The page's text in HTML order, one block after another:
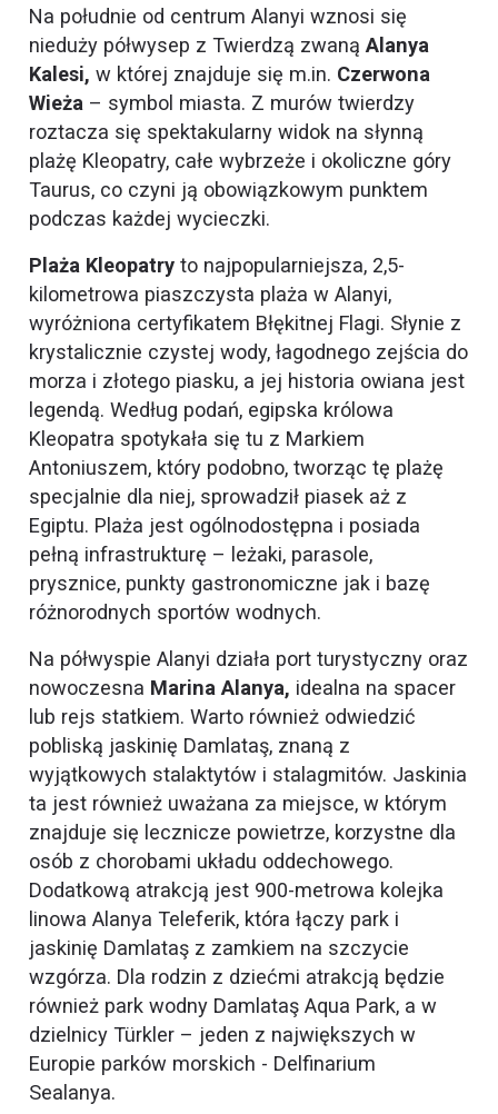
Na południe od centrum Alanyi wznosi się
nieduży półwysep z Twierdzą zwaną Alanya
Kalesi, w której znajduje się m.in. Czerwona
Wieża – symbol miasta. Z murów twierdzy
roztacza się spektakularny widok na słynną
plażę Kleopatry, całe wybrzeże i okoliczne góry
Taurus, co czyni ją obowiązkowym punktem
podczas każdej wycieczki.
Plaża Kleopatryto najpopularniejsza, 2,5-
kilometrowa piaszczysta plaża w Alanyi,
wyróżniona certyfikatem Błękitnej Flagi. Słynie z
krystalicznie czystej wody, łagodnego zejścia do
morza i złotego piasku, a jej historia owiana jest
legendą. Według podań, egipska królowa
Kleopatra spotykała się tu z Markiem
Antoniuszem, który podobno, tworząc tę plażę
specjalnie dla niej, sprowadził piasek aż z
Egiptu. Plaża jest ogólnodostępna i posiada
pełną infrastrukturę – leżaki, parasole,
prysznice, punkty gastronomiczne jak i bazę
różnorodnych sportów wodnych.
Na półwyspie Alanyi działa port turystyczny oraz
nowoczesna Marina Alanya, idealna na spacer
lub rejs statkiem. Warto również odwiedzić
pobliską jaskinię Damlataş, znaną z
wyjątkowych stalaktytów i stalagmitów. Jaskinia
ta jest również uważana za miejsce, w którym
znajduje się lecznicze powietrze, korzystne dla
osób z chorobami układu oddechowego.
Dodatkową atrakcją jest 900-metrowa kolejka
linowa Alanya Teleferik, która łączy park i
jaskinię Damlataş z zamkiem na szczycie
wzgórza. Dla rodzin z dziećmi atrakcją będzie
również park wodny Damlataş Aqua Park, a w
dzielnicy Türkler – jeden z największych w
Europie parków morskich - Delfinarium
Sealanya.